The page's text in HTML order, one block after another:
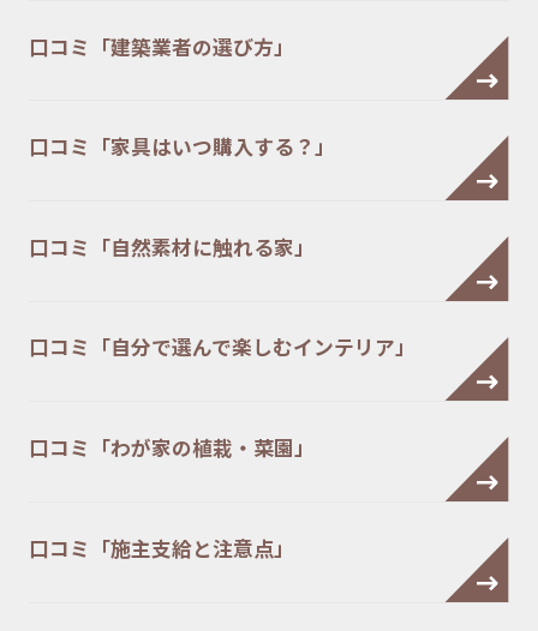
口コミ「建築業者の選び方」
口コミ「家具はいつ購入する？」
口コミ「自然素材に触れる家」
口コミ「自分で選んで楽しむインテリア」
口コミ「わが家の植栽・菜園」
口コミ「施主支給と注意点」